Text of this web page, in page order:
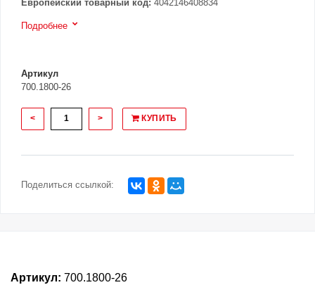
Европейский товарный код: 4042146408834
Подробнее
Артикул
700.1800-26
< > КУПИТЬ
Поделиться ссылкой:
Артикул: 700.1800-26